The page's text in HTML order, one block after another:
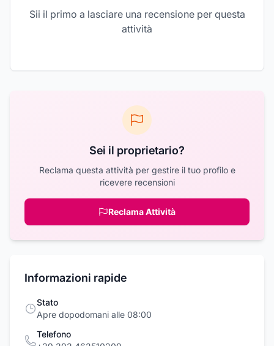
Sii il primo a lasciare una recensione per questa
attività
Sei il proprietario?
Reclama questa attività per gestire il tuo profilo e
ricevere recensioni
Reclama Attività
Informazioni rapide
Stato
Apre dopodomani alle 08:00
Telefono